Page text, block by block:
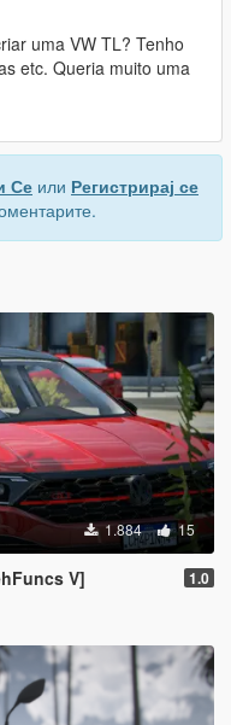
uma VW TL? Tenho
etc. Queria muito uma
Се или Регистрирај се
1.884 15
V] 1.0